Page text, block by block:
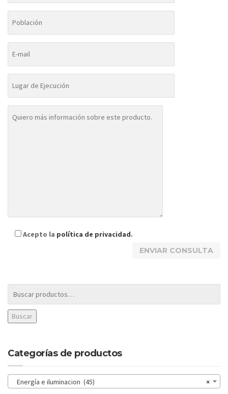
Acepto la política de privacidad.
Buscar
Categorías de productos
×
Energía e iluminacion (45)